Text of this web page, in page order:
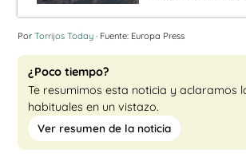
Por Torrijos Today · Fuente: Europa Press
¿Poco tiempo?
Te resumimos esta noticia y aclaramos
habituales en un vistazo.
Ver resumen de la noticia